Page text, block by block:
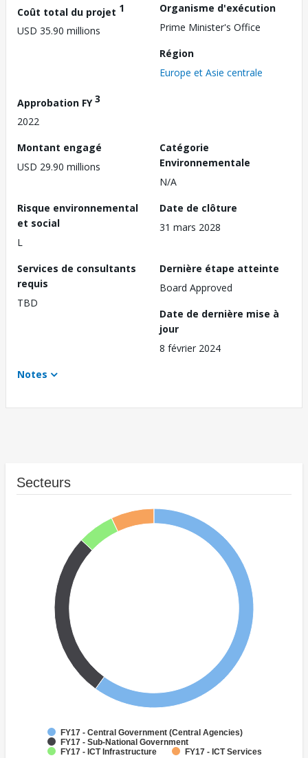
Coût total du projet 1
USD 35.90 millions
Organisme d'exécution
Prime Minister's Office
Région
Europe et Asie centrale
Approbation FY3
2022
Montant engagé
USD 29.90 millions
Catégorie
Environnementale
N/A
Risque environnemental
et social
L
Date de clôture
31 mars 2028
Services de consultants
requis
TBD
Dernière étape atteinte
Board Approved
Date de dernière mise à
jour
8 février 2024
Notes
Secteurs
FY17 - Central Government (Central Agencies)
FY17 - Sub-National Government
FY17 - ICT Infrastructure
FY17 - ICT Services